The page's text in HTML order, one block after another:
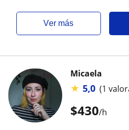
ver más
$430/h
Micaela
★ 5,0 (1